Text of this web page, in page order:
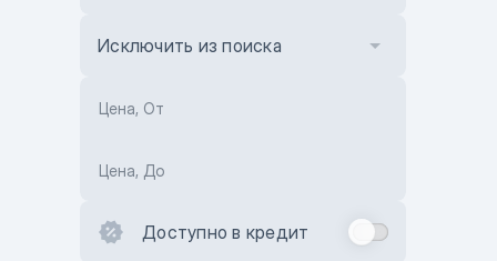
Исключить из поиска
Цена, От
Цена, До
Доступно в кредит